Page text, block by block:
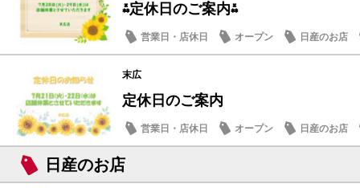
⁂定休日のご案内⁂
営業日・店休日 オープン 日産のお店
末広
定休日のご案内
営業日・店休日 オープン 日産のお店
日産のお店